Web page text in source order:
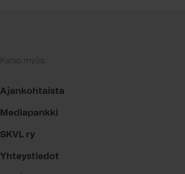
Katso myös:
Ajankohtaista
Mediapankki
SKVL ry
Yhteystiedot